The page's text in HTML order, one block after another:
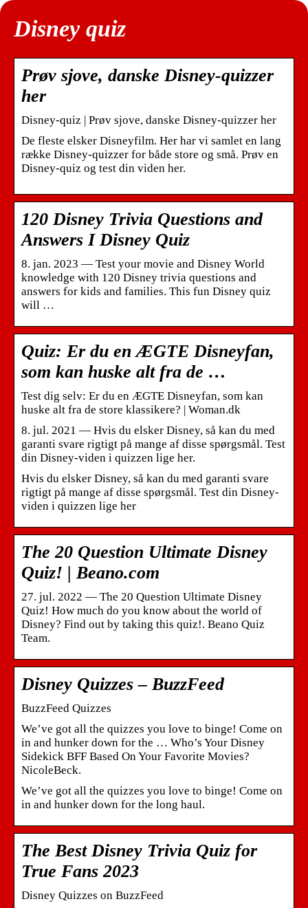
Disney quiz
Prøv sjove, danske Disney-quizzer
her
Disney-quiz | Prøv sjove, danske Disney-quizzer her
De fleste elsker Disneyfilm. Her har vi samlet en lang
række Disney-quizzer for både store og små. Prøv en
Disney-quiz og test din viden her.
120 Disney Trivia Questions and
Answers I Disney Quiz
8. jan. 2023 — Test your movie and Disney World
knowledge with 120 Disney trivia questions and
answers for kids and families. This fun Disney quiz
will …
Quiz: Er du en ÆGTE Disneyfan,
som kan huske alt fra de …
Test dig selv: Er du en ÆGTE Disneyfan, som kan
huske alt fra de store klassikere? | Woman.dk
8. jul. 2021 — Hvis du elsker Disney, så kan du med
garanti svare rigtigt på mange af disse spørgsmål. Test
din Disney-viden i quizzen lige her.
Hvis du elsker Disney, så kan du med garanti svare
rigtigt på mange af disse spørgsmål. Test din Disney-
viden i quizzen lige her
The 20 Question Ultimate Disney
Quiz! | Beano.com
27. jul. 2022 — The 20 Question Ultimate Disney
Quiz! How much do you know about the world of
Disney? Find out by taking this quiz!. Beano Quiz
Team.
Disney Quizzes – BuzzFeed
BuzzFeed Quizzes
We’ve got all the quizzes you love to binge! Come on
in and hunker down for the … Who’s Your Disney
Sidekick BFF Based On Your Favorite Movies?
NicoleBeck.
We’ve got all the quizzes you love to binge! Come on
in and hunker down for the long haul.
The Best Disney Trivia Quiz for
True Fans 2023
Disney Quizzes on BuzzFeed